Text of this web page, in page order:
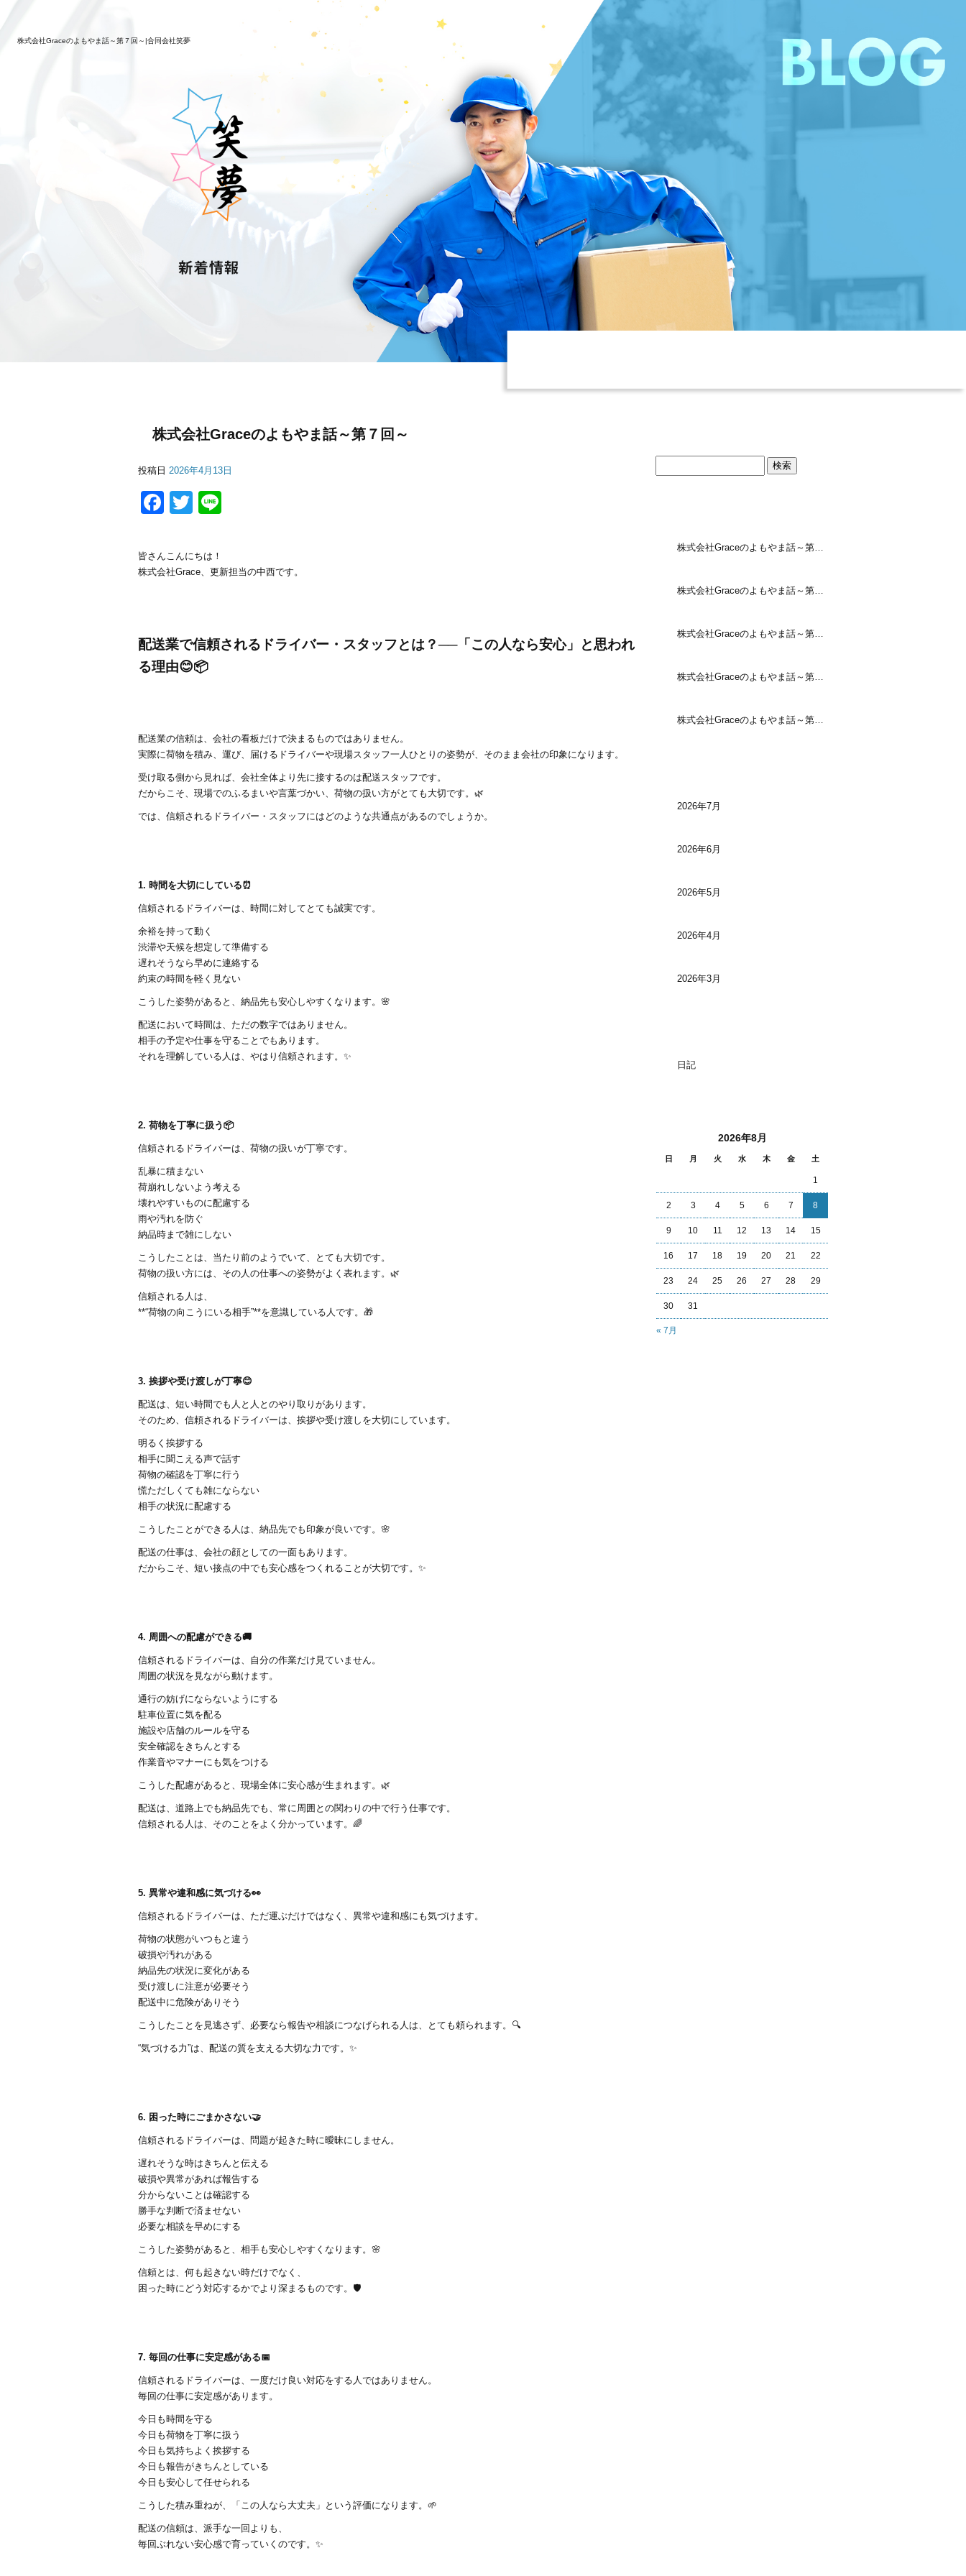
株式会社Graceのよもやま話～第７回～|合同会社笑夢
株式会社Graceのよもやま話～第７回～
投稿日 2026年4月13日
F
c
e
o
k
T
tt
er
皆さんこんにちは！
株式会社Grace、更新担当の中西です。
配送業で信頼されるドライバー・スタッフとは？──「この人なら安心」と思われ
る理由😊📦
配送業の信頼は、会社の看板だけで決まるものではありません。
実際に荷物を積み、運び、届けるドライバーや現場スタッフ一人ひとりの姿勢が、そのまま会社の印象になります。
受け取る側から見れば、会社全体より先に接するのは配送スタッフです。
だからこそ、現場でのふるまいや言葉づかい、荷物の扱い方がとても大切です。🌿
では、信頼されるドライバー・スタッフにはどのような共通点があるのでしょうか。
1. 時間を大切にしている⏰
信頼されるドライバーは、時間に対してとても誠実です。
余裕を持って動く
渋滞や天候を想定して準備する
遅れそうなら早めに連絡する
約束の時間を軽く見ない
こうした姿勢があると、納品先も安心しやすくなります。🌸
配送において時間は、ただの数字ではありません。
相手の予定や仕事を守ることでもあります。
それを理解している人は、やはり信頼されます。✨
2. 荷物を丁寧に扱う📦
信頼されるドライバーは、荷物の扱いが丁寧です。
乱暴に積まない
荷崩れしないよう考える
壊れやすいものに配慮する
雨や汚れを防ぐ
納品時まで雑にしない
こうしたことは、当たり前のようでいて、とても大切です。
荷物の扱い方には、その人の仕事への姿勢がよく表れます。🌿
信頼される人は、
**“荷物の向こうにいる相手”**を意識している人です。🎁
3. 挨拶や受け渡しが丁寧😊
配送は、短い時間でも人と人とのやり取りがあります。
そのため、信頼されるドライバーは、挨拶や受け渡しを大切にしています。
明るく挨拶する
相手に聞こえる声で話す
荷物の確認を丁寧に行う
慌ただしくても雑にならない
相手の状況に配慮する
こうしたことができる人は、納品先でも印象が良いです。🌸
配送の仕事は、会社の顔としての一面もあります。
だからこそ、短い接点の中でも安心感をつくれることが大切です。✨
4. 周囲への配慮ができる🚚
信頼されるドライバーは、自分の作業だけ見ていません。
周囲の状況を見ながら動けます。
通行の妨げにならないようにする
駐車位置に気を配る
施設や店舗のルールを守る
安全確認をきちんとする
作業音やマナーにも気をつける
こうした配慮があると、現場全体に安心感が生まれます。🌿
配送は、道路上でも納品先でも、常に周囲との関わりの中で行う仕事です。
信頼される人は、そのことをよく分かっています。🌈
5. 異常や違和感に気づける👀
信頼されるドライバーは、ただ運ぶだけではなく、異常や違和感にも気づけます。
荷物の状態がいつもと違う
破損や汚れがある
納品先の状況に変化がある
受け渡しに注意が必要そう
配送中に危険がありそう
こうしたことを見逃さず、必要なら報告や相談につなげられる人は、とても頼られます。🔍
“気づける力”は、配送の質を支える大切な力です。✨
6. 困った時にごまかさない🤝
信頼されるドライバーは、問題が起きた時に曖昧にしません。
遅れそうな時はきちんと伝える
破損や異常があれば報告する
分からないことは確認する
勝手な判断で済ませない
必要な相談を早めにする
こうした姿勢があると、相手も安心しやすくなります。🌸
信頼とは、何も起きない時だけでなく、
困った時にどう対応するかでより深まるものです。🛡️
7. 毎回の仕事に安定感がある📅
信頼されるドライバーは、一度だけ良い対応をする人ではありません。
毎回の仕事に安定感があります。
今日も時間を守る
今日も荷物を丁寧に扱う
今日も気持ちよく挨拶する
今日も報告がきちんとしている
今日も安心して任せられる
こうした積み重ねが、「この人なら大丈夫」という評価になります。🌱
配送の信頼は、派手な一回よりも、
毎回ぶれない安心感で育っていくのです。✨
株式会社Graceのよもやま話～第20回～
株式会社Graceのよもやま話～第19回～
株式会社Graceのよもやま話～第18回～
株式会社Graceのよもやま話～第17回～
株式会社Graceのよもやま話～第１６回～
2026年7月
2026年6月
2026年5月
2026年4月
2026年3月
日記
2026年8月
日 月 火 水 木 金 土
« 7月
1
2 3 4 5 6 7 8
9 10 11 12 13 14 15
16 17 18 19 20 21 22
23 24 25 26 27 28 29
30 31